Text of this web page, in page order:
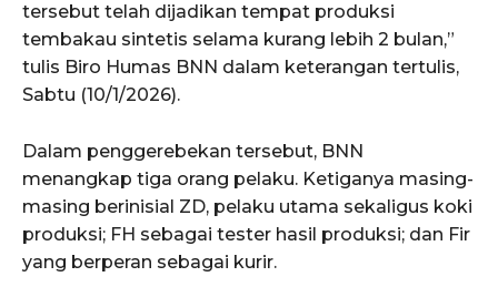
tersebut telah dijadikan tempat produksi
tembakau sintetis selama kurang lebih 2 bulan,”
tulis Biro Humas BNN dalam keterangan tertulis,
Sabtu (10/1/2026).
Dalam penggerebekan tersebut, BNN
menangkap tiga orang pelaku. Ketiganya masing-
masing berinisial ZD, pelaku utama sekaligus koki
produksi; FH sebagai tester hasil produksi; dan Fir
yang berperan sebagai kurir.